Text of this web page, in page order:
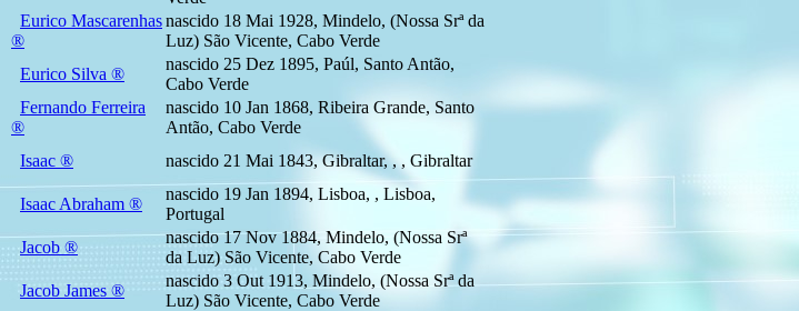
Eurico Mascarenhas
®
nascido 18 Mai 1928, Mindelo, (Nossa Srª da
Luz) São Vicente, Cabo Verde
Eurico Silva ®
nascido 25 Dez 1895, Paúl, Santo Antão,
Cabo Verde
Fernando Ferreira
®
nascido 10 Jan 1868, Ribeira Grande, Santo
Antão, Cabo Verde
Isaac ®
nascido 21 Mai 1843, Gibraltar, , , Gibraltar
Isaac Abraham ®
nascido 19 Jan 1894, Lisboa, , Lisboa,
Portugal
Jacob ®
nascido 17 Nov 1884, Mindelo, (Nossa Srª
da Luz) São Vicente, Cabo Verde
Jacob James ®
nascido 3 Out 1913, Mindelo, (Nossa Srª da
Luz) São Vicente, Cabo Verde